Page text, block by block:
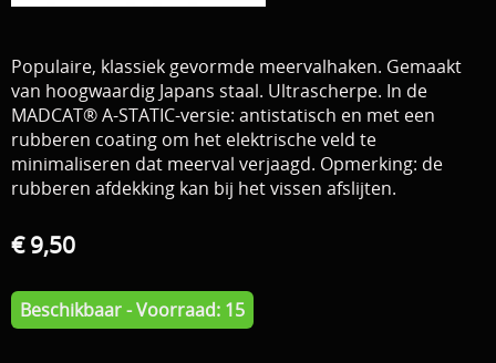
Tenten / Aasvisbewaring / Stoelen / Onthaakmatten /
Tassen
Per leverancier
Kleding
PROMO materiaal
PARTNERS
TIPS, Montages and film
Meerval.shop Pro staff
You Tube kanaal
Populaire, klassiek gevormde meervalhaken. Gemaakt
van hoogwaardig Japans staal. Ultrascherpe. In de
MADCAT® A-STATIC-versie: antistatisch en met een
rubberen coating om het elektrische veld te
minimaliseren dat meerval verjaagd. Opmerking: de
rubberen afdekking kan bij het vissen afslijten.
€ 9,50
Beschikbaar - Voorraad: 15